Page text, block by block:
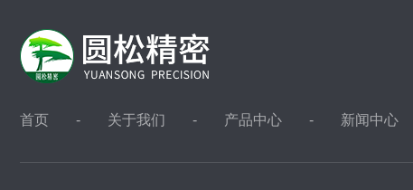
首页 关于我们 产品中心 新闻中心